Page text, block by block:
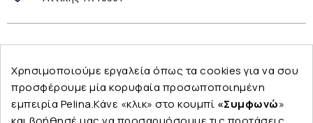
Χρησιμοποιούμε εργαλεία όπως τα cookies για να σου
προσφέρουμε μία κορυφαία προσωποποιημένη
εμπειρία Pelina.Κάνε «κλικ» στο κουμπί «Συμφωνώ»